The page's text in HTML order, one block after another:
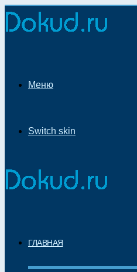
Меню
Switch skin
ГЛАВНАЯ